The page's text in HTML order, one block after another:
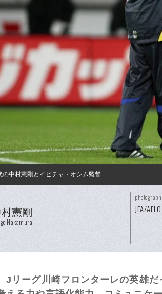
の中村憲剛とイビチャ・オシム監督
憲剛
Nakamura
JFA/AFLO
Jリーグ川崎フロンターレの英雄だ